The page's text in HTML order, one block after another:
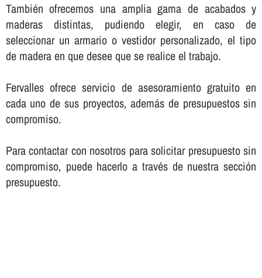
También ofrecemos una amplia gama de acabados y
maderas distintas, pudiendo elegir, en caso de
seleccionar un armario o vestidor personalizado, el tipo
de madera en que desee que se realice el trabajo.
Fervalles ofrece servicio de asesoramiento gratuito en
cada uno de sus proyectos, además de presupuestos sin
compromiso.
Para contactar con nosotros para solicitar presupuesto sin
compromiso, puede hacerlo a través de nuestra sección
presupuesto.